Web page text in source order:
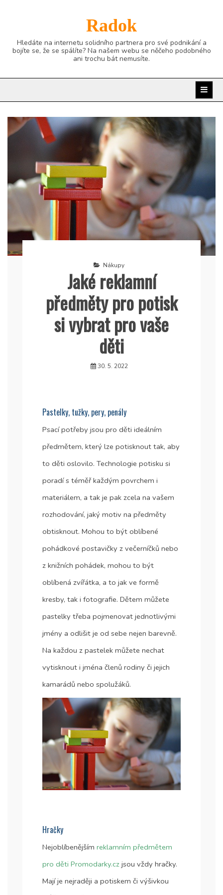
Radok
Hledáte na internetu solidního partnera pro své podnikání a
bojíte se, že se spálíte? Na našem webu se něčeho podobného
ani trochu bát nemusíte.
Nákupy
Jaké reklamní
předměty pro potisk
si vybrat pro vaše
děti
30. 5. 2022
Pastelky, tužky, pery, penály
Psací potřeby jsou pro děti ideálním
předmětem, který lze potisknout tak, aby
to děti oslovilo. Technologie potisku si
poradí s téměř každým povrchem i
materiálem, a tak je pak zcela na vašem
rozhodování, jaký motiv na předměty
obtisknout. Mohou to být oblíbené
pohádkové postavičky z večerníčků nebo
z knižních pohádek, mohou to být
oblíbená zvířátka, a to jak ve formě
kresby, tak i fotografie. Dětem můžete
pastelky třeba pojmenovat jednotlivými
jmény a odlišit je od sebe nejen barevně.
Na každou z pastelek můžete nechat
vytisknout i jména členů rodiny či jejich
kamarádů nebo spolužáků.
Hračky
Nejoblíbenějším reklamním předmětem
pro děti Promodarky.cz jsou vždy hračky.
Mají je nejraději a potiskem či výšivkou